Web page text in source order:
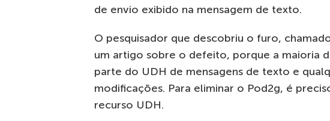
de envio exibido na mensagem de texto.
O pesquisador que descobriu o furo,
um artigo sobre o defeito, porque a maioria
parte do UDH de mensagens de texto e
modificações. Para eliminar o Pod2g, é
recurso UDH.